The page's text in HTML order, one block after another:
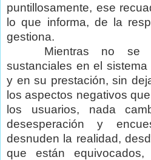
puntillosamente, ese
lo que informa, de la
gestiona.
Mientras no se
sustanciales en el
y en su prestación, sin
los aspectos negativos
los usuarios, nada
desesperación y
desnuden la realidad,
que están